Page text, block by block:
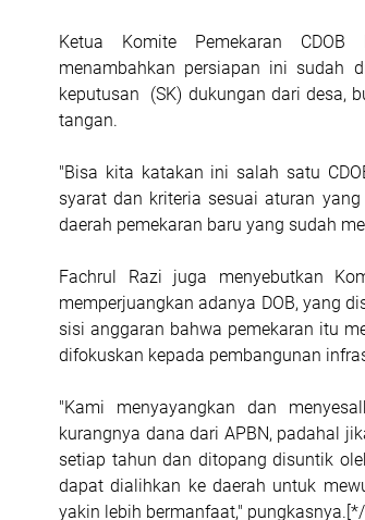
Ketua Komite Pemekaran
menambahkan persiapan ini sudah
keputusan (SK) dukungan dari desa,
tangan.
"Bisa kita katakan ini salah satu
syarat dan kriteria sesuai aturan
daerah pemekaran baru yang sudah
Fachrul Razi juga menyebutkan
memperjuangkan adanya DOB, yang
sisi anggaran bahwa pemekaran itu
difokuskan kepada pembangunan
"Kami menyayangkan dan
kurangnya dana dari APBN, padahal
setiap tahun dan ditopang disuntik
dapat dialihkan ke daerah untuk
yakin lebih bermanfaat," pungkasnya.[*/